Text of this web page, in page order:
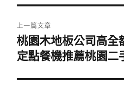
章
導
覽
上一篇文章
上
一
文
桃園木地板公司高全
定點餐機推薦桃園二